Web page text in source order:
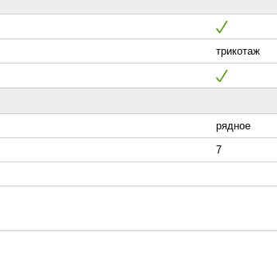
трикотаж
рядное
7